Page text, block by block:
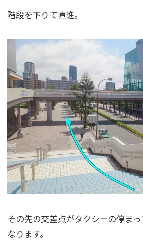
階段を下りて直進。
その先の交差点がタクシーの停ま
なります。